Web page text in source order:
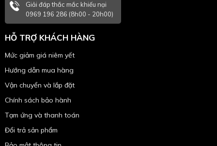
Giải đáp thắc mắc khiếu nại
0969 196 286 (8h00 - 20h00)
HỖ TRỢ KHÁCH HÀNG
Mức giảm giá niêm yết
Hướng dẫn mua hàng
Vận chuyển và lắp đặt
Chính sách bảo hành
Tạm ứng và thanh toán
Đổi trả sản phẩm